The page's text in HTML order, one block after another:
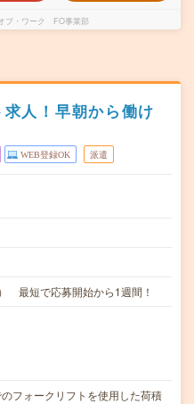
ブ・ワーク FO事業部
人！早朝から働け
WEB登録OK 派遣
最短で応募開始から1週間！
フォークリフトを使用した荷積